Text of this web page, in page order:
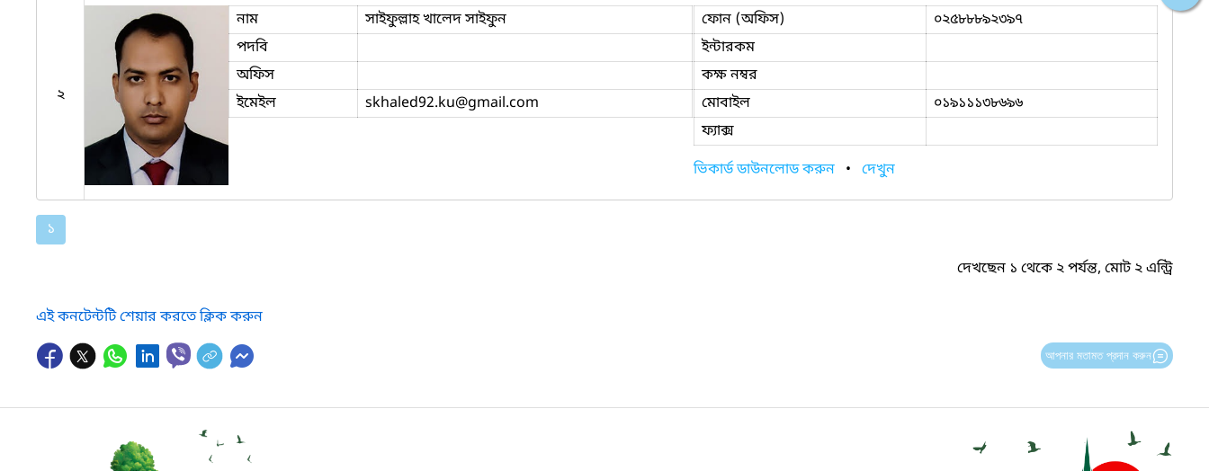
২
নাম
সাইফুল্লাহ খালেদ সাইফুন
পদবি
অফিস
ইমেইল
skhaled92.ku@gmail.com
ফোন (অফিস)
০২৫৮৮৮৯২৩৯৭
ইন্টারকম
কক্ষ নম্বর
মোবাইল
০১৯১১১৩৮৬৯৬
ফ্যাক্স
ভিকার্ড ডাউনলোড করুন • দেখুন
১
দেখছেন ১ থেকে ২ পর্যন্ত, মোট ২ এন্ট্রি
এই কনটেন্টটি শেয়ার করতে ক্লিক করুন
আপনার মতামত প্রদান করুন